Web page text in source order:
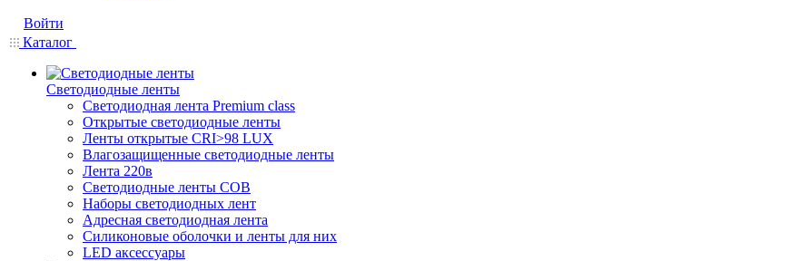
Войти
Каталог
Светодиодные ленты
Светодиодная лента Premium class
Открытые светодиодные ленты
Ленты открытые CRI>98 LUX
Влагозащищенные светодиодные ленты
Лента 220в
Светодиодные ленты COB
Наборы светодиодных лент
Адресная светодиодная лента
Силиконовые оболочки и ленты для них
LED аксессуары